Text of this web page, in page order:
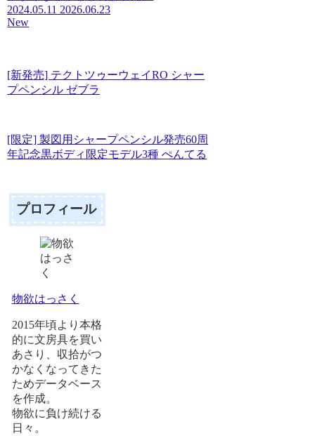
2024.05.11 2026.06.23
New
[新発売] テクトツゥーウェイRO シャー
プペンシル ゼブラ
[限定] 製図用シャープペンシル発売60周
年記念黒ボディ限定モデル3種 ぺんてる
プロフィール
物欲はっさく
2015年頃より本格
的に文房具を買い
あさり、収拾がつ
かなくなってきた
ためデータベース
を作成。
物欲に負け続ける
日々。